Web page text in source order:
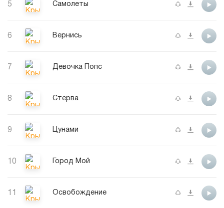
5 Самолеты
6 Вернись
7 Девочка Попс
8 Стерва
9 Цунами
10 Город Мой
11 Освобождение